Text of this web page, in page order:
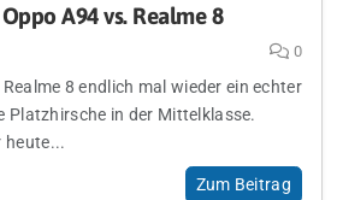
A94 vs. Realme 8
0
8 endlich mal wieder ein echter
Platzhirsche in der Mittelklasse.
heute...
Zum Beitrag